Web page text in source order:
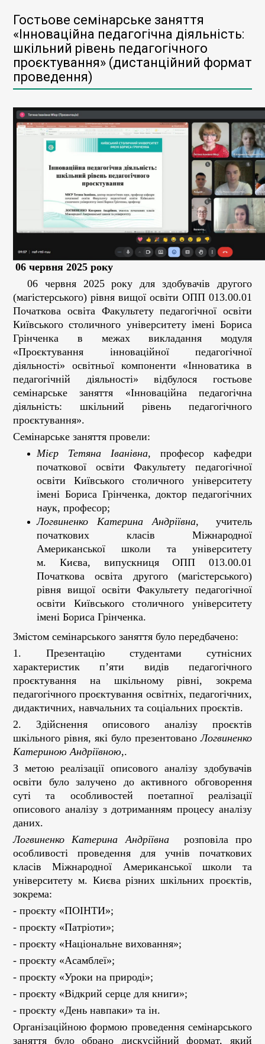
Гостьове семінарське заняття
«Інноваційна педагогічна діяльність:
шкільний рівень педагогічного
проєктування» (дистанційний формат
проведення)
06 червня 2025 року
06 червня 2025 року для здобувачів другого
(магістерського) рівня вищої освіти ОПП 013.00.01
Початкова освіта Факультету педагогічної освіти
Київського столичного університету імені Бориса
Грінченка в межах викладання модуля
«Проєктування інноваційної педагогічної
діяльності» освітньої компоненти «Інноватика в
педагогічній діяльності» відбулося гостьове
семінарське заняття «Інноваційна педагогічна
діяльність: шкільний рівень педагогічного
проєктування».
Семінарське заняття провели:
Мієр Тетяна Іванівна, професор кафедри
початкової освіти Факультету педагогічної
освіти Київського столичного університету
імені Бориса Грінченка, доктор педагогічних
наук, професор;
Логвиненко Катерина Андріївна, учитель
початкових класів Міжнародної
Американської школи та університету
м. Києва, випускниця ОПП 013.00.01
Початкова освіта другого (магістерського)
рівня вищої освіти Факультету педагогічної
освіти Київського столичного університету
імені Бориса Грінченка.
Змістом семінарського заняття було передбачено:
1. Презентацію студентами сутнісних
характеристик пʼяти видів педагогічного
проєктування на шкільному рівні, зокрема
педагогічного проєктування освітніх, педагогічних,
дидактичних, навчальних та соціальних проєктів.
2. Здійснення описового аналізу проєктів
шкільного рівня, які було презентованоЛогвиненко
Катериною Андріївною,.
З метою реалізації описового аналізу здобувачів
освіти було залучено до активного обговорення
суті та особливостей поетапної реалізації
описового аналізу з дотриманням процесу аналізу
даних.
Логвиненко Катерина Андріївнарозповіла про
особливості проведення для учнів початкових
класів Міжнародної Американської школи та
університету м. Києва різних шкільних проєктів,
зокрема:
- проєкту «ПОІНТИ»;
- проєкту «Патріоти»;
- проєкту «Національне виховання»;
- проєкту «Асамблеї»;
- проєкту «Уроки на природі»;
- проєкту «Відкрий серце для книги»;
- проєкту «День навпаки» та ін.
Організаційною формою проведення семінарського
заняття було обрано дискусійний формат, який